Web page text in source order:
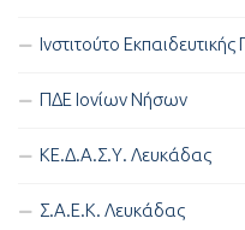
Ινστιτούτο Εκπαιδευτικής
ΠΔΕ Ιονίων Νήσων
ΚΕ.Δ.Α.Σ.Υ. Λευκάδας
Σ.Α.Ε.Κ. Λευκάδας